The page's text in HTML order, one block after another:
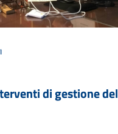
di gestione del